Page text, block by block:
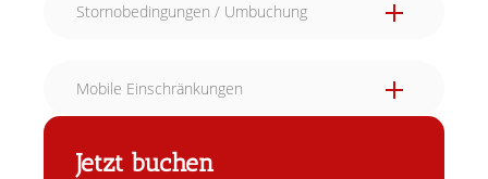
Stornobedingungen / Umbuchung
Mobile Einschränkungen
Jetzt buchen